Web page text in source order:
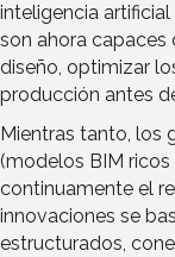
inteligencia
son ahora capaces
diseño, optimizar
producción antes
Mientras tanto, los
(modelos BIM
continuamente el
innovaciones se
estructurados,